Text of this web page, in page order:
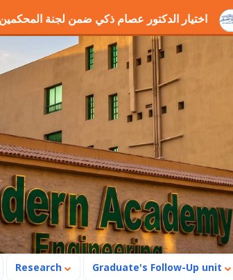
والطرق اختيار الدكتور عصام ذكي ضمن
Research Graduate's Follow-Up unit